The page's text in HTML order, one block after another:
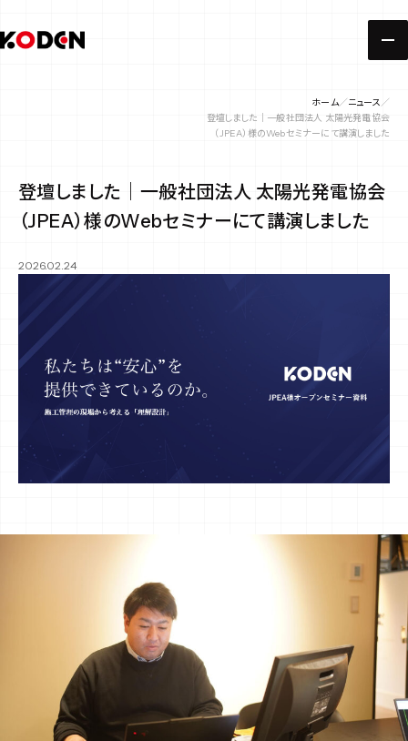
ホーム
ニュース
登壇しました｜一般社団法人 太陽光発電協会
（JPEA）様のWebセミナーにて講演しました
登壇しました｜一般社団法人 太陽光発電協会
（JPEA）様のWebセミナーにて講演しました
2026.02.24